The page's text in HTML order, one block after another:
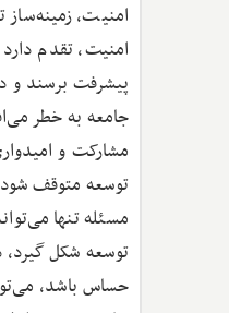
امنیت،
امنیت، تقدم
پیشرفت برسند و
جامعه به خطر
مشارکت و
توسعه متوقف شود،
مسئله تنها
توسعه شکل گیرد،
حساس باشد،